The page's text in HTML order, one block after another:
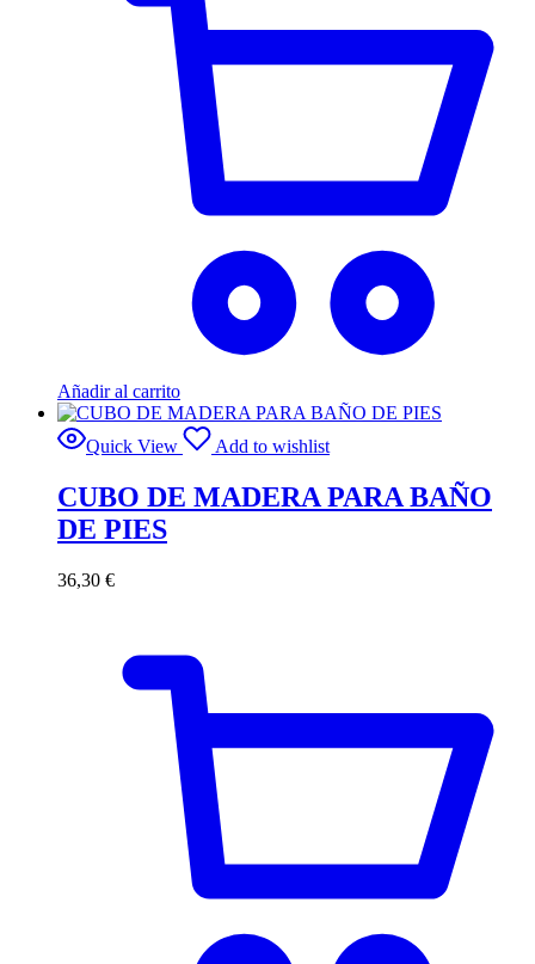
Añadir al carrito
Quick View Add to wishlist
CUBO DE MADERA PARA BAÑO
DE PIES
36,30 €